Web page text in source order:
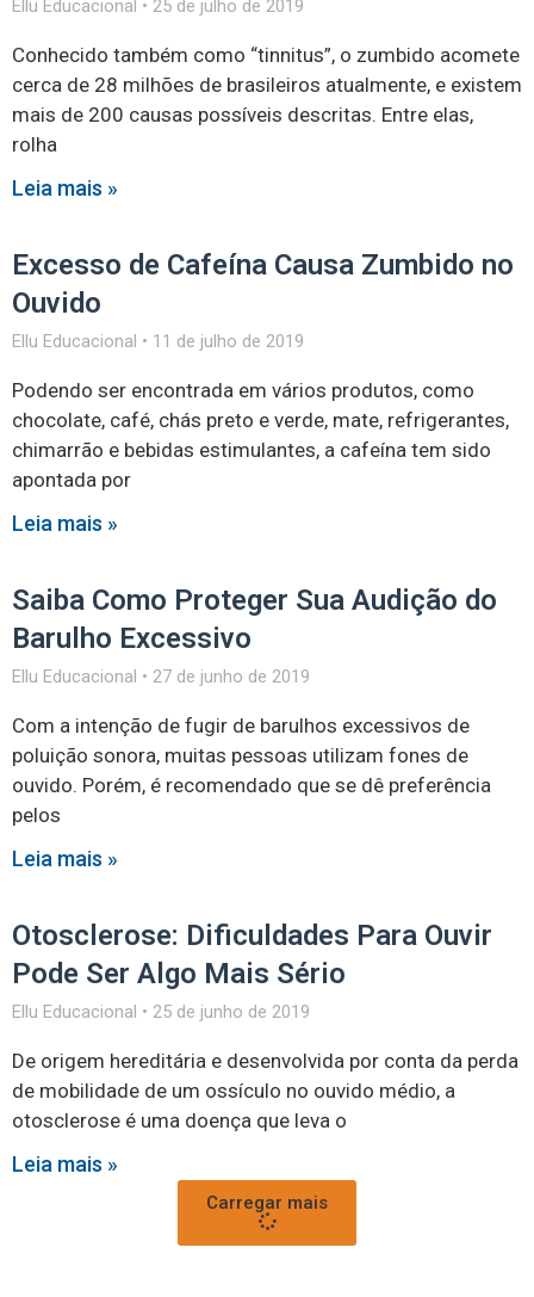
Ellu Educacional 25 de julho de 2019
Conhecido também como “tinnitus”, o zumbido acomete
cerca de 28 milhões de brasileiros atualmente, e existem
mais de 200 causas possíveis descritas. Entre elas,
rolha
Leia mais »
Excesso de Cafeína Causa Zumbido no
Ouvido
Ellu Educacional 11 de julho de 2019
Podendo ser encontrada em vários produtos, como
chocolate, café, chás preto e verde, mate, refrigerantes,
chimarrão e bebidas estimulantes, a cafeína tem sido
apontada por
Leia mais »
Saiba Como Proteger Sua Audição do
Barulho Excessivo
Ellu Educacional 27 de junho de 2019
Com a intenção de fugir de barulhos excessivos de
poluição sonora, muitas pessoas utilizam fones de
ouvido. Porém, é recomendado que se dê preferência
pelos
Leia mais »
Otosclerose: Dificuldades Para Ouvir
Pode Ser Algo Mais Sério
Ellu Educacional 25 de junho de 2019
De origem hereditária e desenvolvida por conta da perda
de mobilidade de um ossículo no ouvido médio, a
otosclerose é uma doença que leva o
Leia mais »
Carregar mais